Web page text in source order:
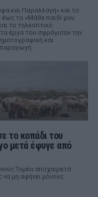
και Παραλλαγή» και το
έως το «Μάθε παιδί μου
το τηλεοπτικό
τα έργα του σφράγισαν την
και
παραγωγή
το κοπάδι του
μετά έφυγε από
Τομέα αποχαιρετά
να μη αφήνει μόνους